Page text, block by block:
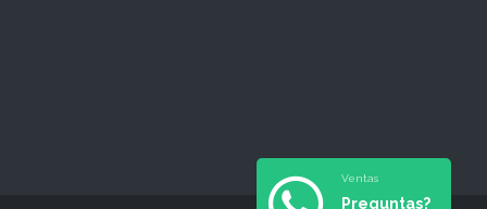
Ventas
Preguntas?